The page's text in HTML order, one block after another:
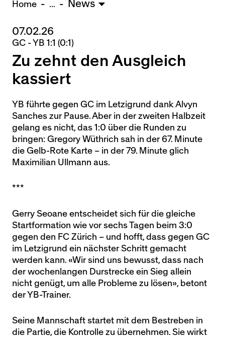
U15 - TOBE *
10:0
Nachwuchs Frauen
Ostermundigen - FU20 *
Biel - FU18 *
0:4
Thörishaus - FU15
* = Testspiel / (C) = Cupspiel
Home ... News
07.02.26
GC - YB 1:1 (0:1)
Zu zehnt den Ausgleich
kassiert
YB führte gegen GC im Letzigrund dank Alvyn
Sanches zur Pause. Aber in der zweiten Halbzeit
gelang es nicht, das 1:0 über die Runden zu
bringen: Gregory Wüthrich sah in der 67. Minute
die Gelb-Rote Karte – in der 79. Minute glich
Maximilian Ullmann aus.
***
Gerry Seoane entscheidet sich für die gleiche
Startformation wie vor sechs Tagen beim 3:0
gegen den FC Zürich – und hofft, dass gegen GC
im Letzigrund ein nächster Schritt gemacht
werden kann. «Wir sind uns bewusst, dass nach
der wochenlangen Durstrecke ein Sieg allein
nicht genügt, um alle Probleme zu lösen», betont
der YB-Trainer.
Seine Mannschaft startet mit dem Bestreben in
die Partie, die Kontrolle zu übernehmen. Sie wirkt